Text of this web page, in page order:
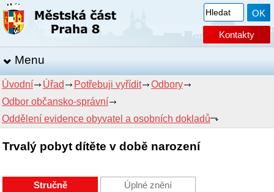
Kontakty
Menu
Úvodní Úřad Potřebuji vyřídit
Odbory
Odbor občansko-správní
Oddělení evidence obyvatel a osobních dokladů
Trvalý pobyt dítěte v době narození
Stručně Úplné znění